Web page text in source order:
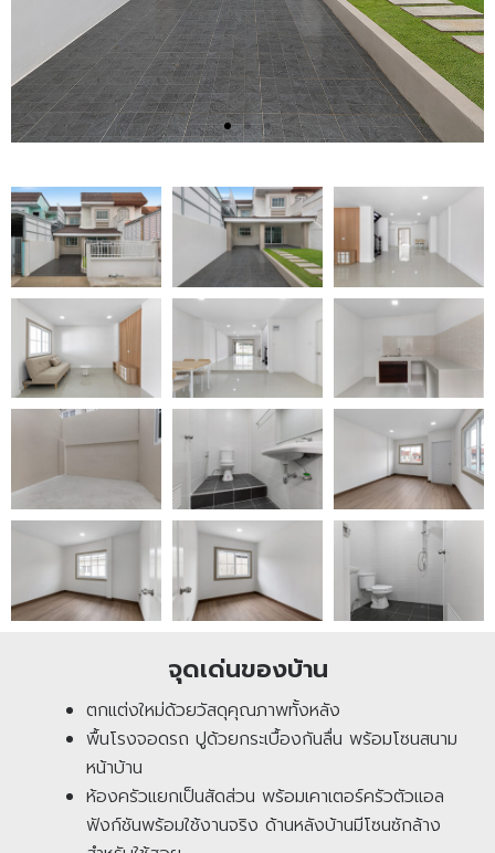
จุดเด่นของบ้าน
ตกแต่งใหม่ด้วยวัสดุคุณภาพทั้งหลัง
พื้นโรงจอดรถ ปูด้วยกระเบื้องกันลื่น พร้อมโซนสนาม
หน้าบ้าน
ห้องครัวแยกเป็นสัดส่วน พร้อมเคาเตอร์ครัวตัวแอล
ฟังก์ชันพร้อมใช้งานจริง ด้านหลังบ้านมีโซนซักล้าง